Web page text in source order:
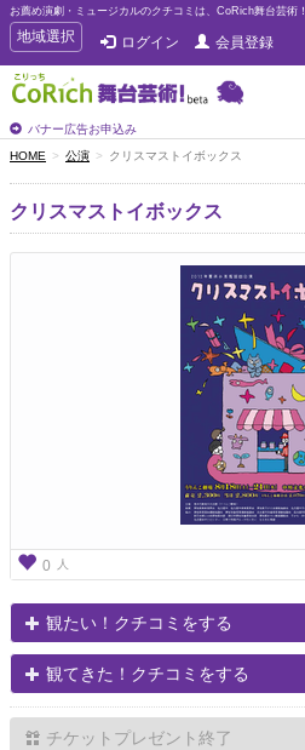
お薦め演劇・ミュージカルのクチコミは、CoRich舞台芸術！
T
o
g
g
e
n
a
v
i
地域選択 ログイン 会員登録
バナー広告お申込み
HOME 公演 クリスマストイボックス
クリスマストイボックス
0 人
観たい！クチコミをする
観てきた！クチコミをする
チケットプレゼント終了